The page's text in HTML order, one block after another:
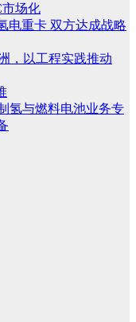
市场化
电重卡 双方达成战略
，以工程实践推动
氢与燃料电池业务专